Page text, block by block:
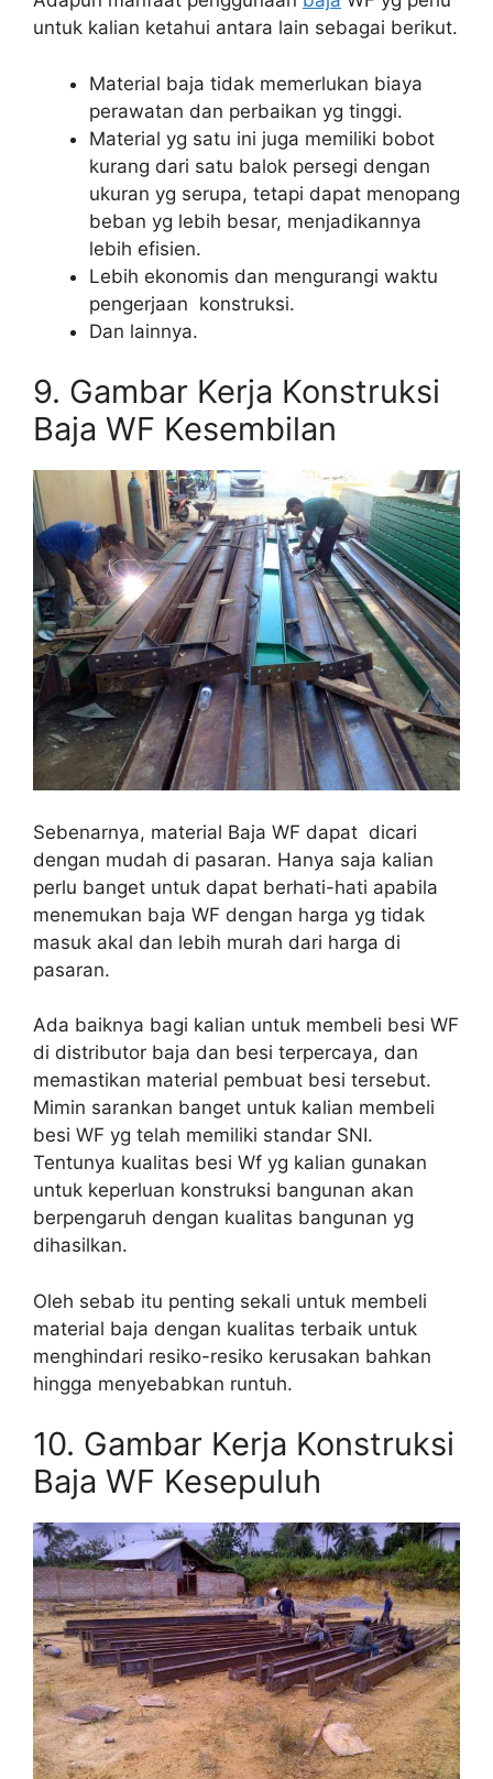
untuk kalian ketahui antara lain sebagai berikut.
Material baja tidak memerlukan biaya
perawatan dan perbaikan yg tinggi.
Material yg satu ini juga memiliki bobot
kurang dari satu balok persegi dengan
ukuran yg serupa, tetapi dapat menopang
beban yg lebih besar, menjadikannya
lebih efisien.
Lebih ekonomis dan mengurangi waktu
pengerjaan konstruksi.
Dan lainnya.
9. Gambar Kerja Konstruksi
Baja WF Kesembilan
Sebenarnya, material Baja WF dapat dicari
dengan mudah di pasaran. Hanya saja kalian
perlu banget untuk dapat berhati-hati apabila
menemukan baja WF dengan harga yg tidak
masuk akal dan lebih murah dari harga di
pasaran.
Ada baiknya bagi kalian untuk membeli besi WF
di distributor baja dan besi terpercaya, dan
memastikan material pembuat besi tersebut.
Mimin sarankan banget untuk kalian membeli
besi WF yg telah memiliki standar SNI.
Tentunya kualitas besi Wf yg kalian gunakan
untuk keperluan konstruksi bangunan akan
berpengaruh dengan kualitas bangunan yg
dihasilkan.
Oleh sebab itu penting sekali untuk membeli
material baja dengan kualitas terbaik untuk
menghindari resiko-resiko kerusakan bahkan
hingga menyebabkan runtuh.
10. Gambar Kerja Konstruksi
Baja WF Kesepuluh